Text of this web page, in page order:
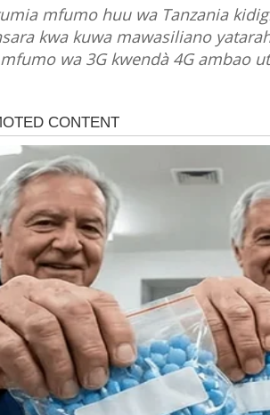
mfumo huu wa Tanzania
kwa kuwa mawasiliano
mfumo wa 3G kwendà 4G ambao